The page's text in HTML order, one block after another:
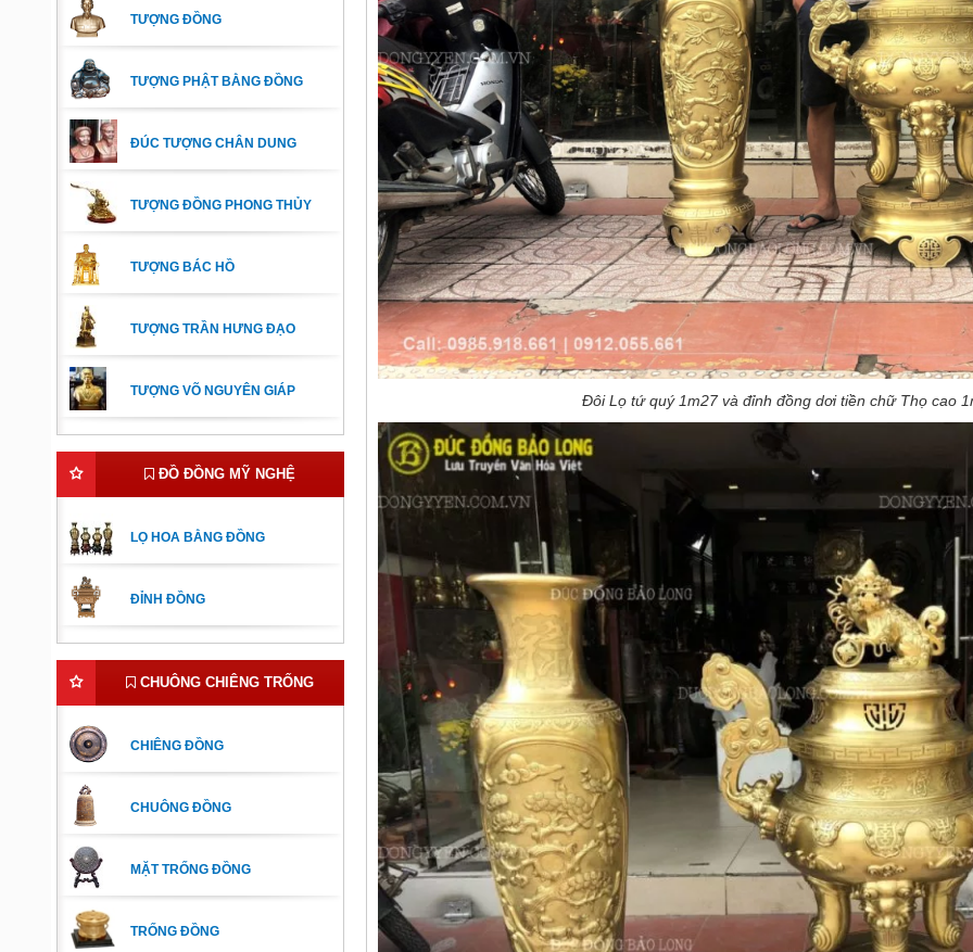
TƯỢNG ĐỒNG
TƯỢNG PHẬT BẰNG ĐỒNG
ĐÚC TƯỢNG CHÂN DUNG
TƯỢNG ĐỒNG PHONG THỦY
TƯỢNG BÁC HỒ
TƯỢNG TRẦN HƯNG ĐẠO
TƯỢNG VÕ NGUYÊN GIÁP
ĐỒ ĐỒNG MỸ NGHỆ
LỌ HOA BẰNG ĐỒNG
ĐỈNH ĐỒNG
CHUÔNG CHIÊNG TRỐNG
CHIÊNG ĐỒNG
CHUÔNG ĐỒNG
MẶT TRỐNG ĐỒNG
TRỐNG ĐỒNG
Đôi Lọ tứ quý 1m27 và đỉnh đồng dơi tiền chữ Thọ cao